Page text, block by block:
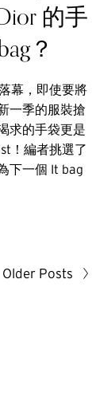
的手
？
幕，即使要將
一季的服裝搶
求的手袋更是
！編者挑選了
下一個 It bag
Older Posts